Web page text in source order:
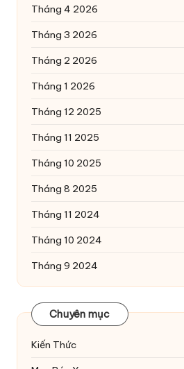
Tháng 4 2026
Tháng 3 2026
Tháng 2 2026
Tháng 1 2026
Tháng 12 2025
Tháng 11 2025
Tháng 10 2025
Tháng 8 2025
Tháng 11 2024
Tháng 10 2024
Tháng 9 2024
Chuyên mục
Kiến Thức